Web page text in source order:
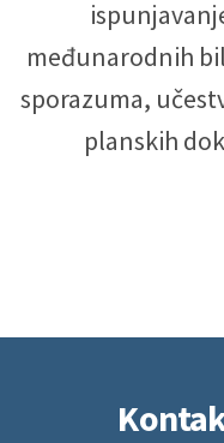
međunarodnih
sporazuma,
planskih